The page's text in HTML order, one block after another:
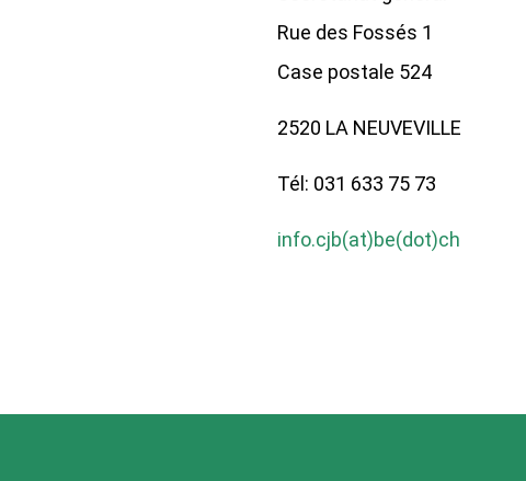
Rue des Fossés 1
Case postale 524
2520 LA NEUVEVILLE
Tél: 031 633 75 73
info.cjb(at)be(dot)ch